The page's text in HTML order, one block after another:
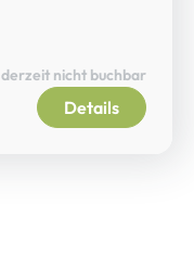
Details
derzeit nicht buchbar